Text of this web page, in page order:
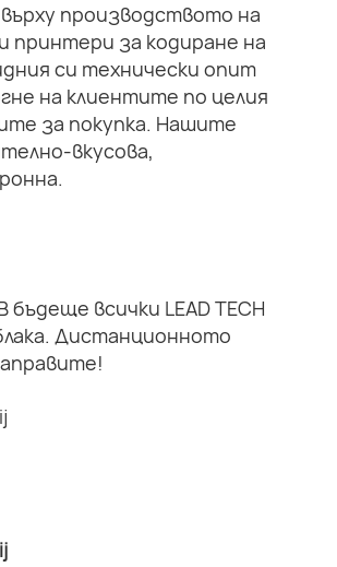
върху производството на
принтери за кодиране на
си технически опит
на клиентите по целия
за покупка. Нашите
вкусова,
всички LEAD TECH
Дистанционното